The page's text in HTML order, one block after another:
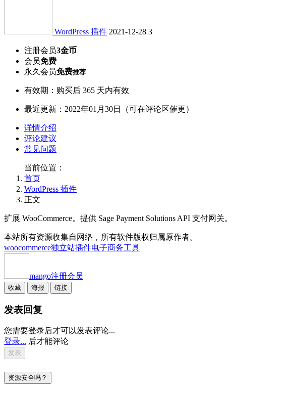
WordPress 插件 2021-12-28 3
注册会员3金币
会员免费
永久会员免费推荐
有效期：购买后 365 天内有效
最近更新：2022年01月30日（可在评论区催更）
详情介绍
评论建议
常见问题
当前位置：
首页
WordPress 插件
正文
扩展 WooCommerce。提供 Sage Payment Solutions API 支付网关。
本站所有资源收集自网络，所有软件版权归属原作者。
woocommerce独立站插件电子商务工具
mango注册会员
收藏 海报 链接
发表回复
您需要登录后才可以发表评论...
登录... 后才能评论
资源安全吗？